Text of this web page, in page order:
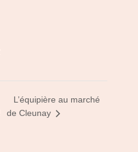
L’équipière au marché
de Cleunay